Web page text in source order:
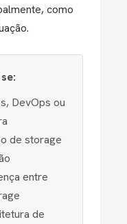
como
DevOps ou
de storage
entre
de